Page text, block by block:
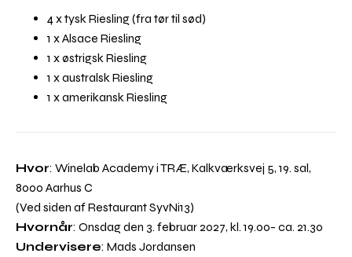
4 x tysk Riesling (fra tør til sød)
1 x Alsace Riesling
1 x østrigsk Riesling
1 x australsk Riesling
1 x amerikansk Riesling
Hvor: Winelab Academy i TRÆ, Kalkværksvej 5, 19. sal,
8000 Aarhus C
(Ved siden af Restaurant SyvNi13)
Hvornår: Onsdag den 3. februar 2027, kl. 19.00- ca. 21.30
Undervisere: Mads Jordansen